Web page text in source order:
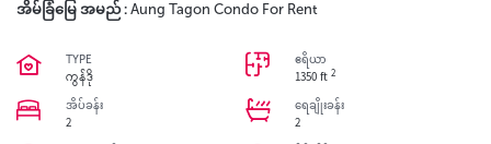
အိမ်ခြံမြေ အမည် : Aung Tagon Condo For Rent
TYPE
ကွန်ဒို
ဧရိယာ
1350 ft2
အိပ်ခန်း
2
ရေချိုးခန်း
2